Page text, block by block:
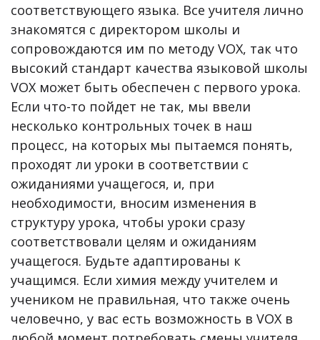
соответствующего языка. Все учителя лично
знакомятся с директором школы и
сопровождаются им по методу VOX, так что
высокий стандарт качества языковой школы
VOX может быть обеспечен с первого урока.
Если что-то пойдет не так, мы ввели
несколько контрольных точек в наш
процесс, на которых мы пытаемся понять,
проходят ли уроки в соответствии с
ожиданиями учащегося, и, при
необходимости, вносим изменения в
структуру урока, чтобы уроки сразу
соответствовали целям и ожиданиям
учащегося. Будьте адаптированы к
учащимся. Если химия между учителем и
учеником не правильная, что также очень
человечно, у вас есть возможность в VOX в